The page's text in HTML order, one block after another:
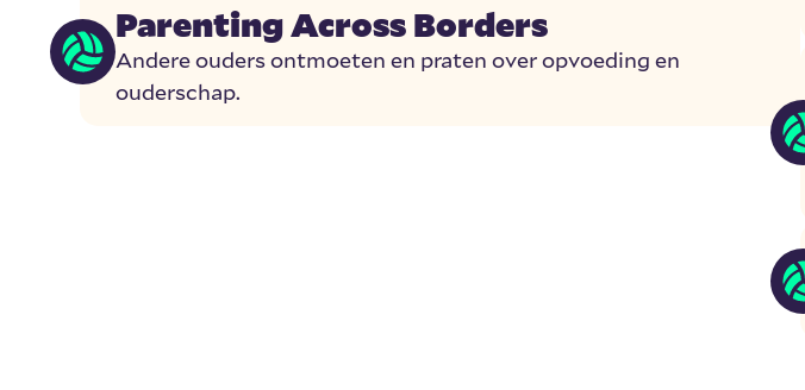
Parenting Across Borders
Andere ouders ontmoeten en praten over opvoeding en
ouderschap.